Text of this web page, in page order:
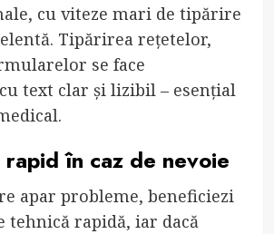
cu viteze mari de tipărire
Tipărirea rețetelor,
se face
text clar și lizibil – esențial
în caz de nevoie
apar probleme, beneficiezi
tehnică rapidă, iar dacă